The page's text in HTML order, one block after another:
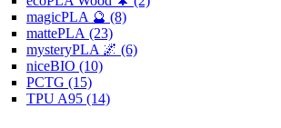
magicPLA 🔮 (8)
mattePLA (23)
mysteryPLA 🌌 (6)
niceBIO (10)
PCTG (15)
TPU A95 (14)